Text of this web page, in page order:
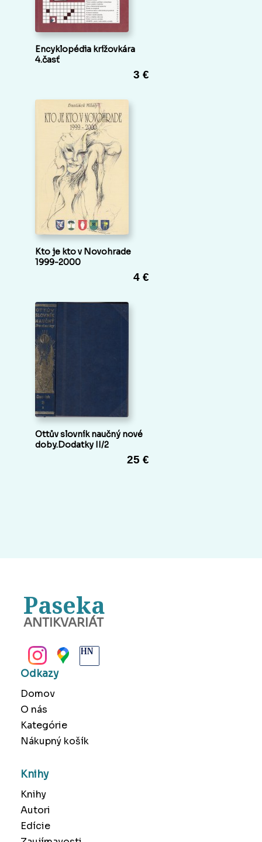
Encyklopédia krížovkára
4.časť
3 €
Kto je kto v Novohrade
1999-2000
4 €
Ottův slovník naučný nové
doby.Dodatky II/2
25 €
Paseka
ANTIKVARIÁT
Odkazy
Domov
O nás
Kategórie
Nákupný košík
Knihy
Knihy
Autori
Edície